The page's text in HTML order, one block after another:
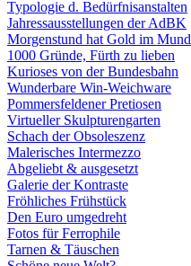
Typologie d. Bedürfnisanstalten
Jahressausstellungen der AdBK
Morgenstund hat Gold im Mund
1000 Gründe, Fürth zu lieben
Kurioses von der Bundesbahn
Wunderbare Win-Weichware
Pommersfeldener Pretiosen
Virtueller Skulpturengarten
Schach der Obsoleszenz
Malerisches Intermezzo
Abgeliebt & ausgesetzt
Galerie der Kontraste
Fröhliches Frühstück
Den Euro umgedreht
Fotos für Ferrophile
Tarnen & Täuschen